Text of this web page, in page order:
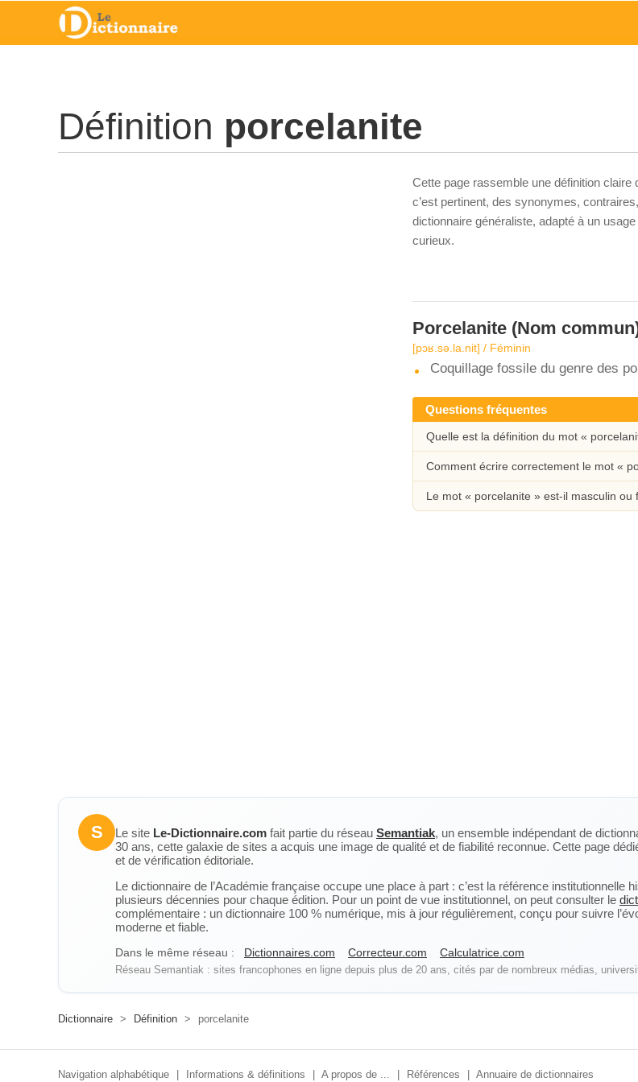
Définition porcelanite
Cette page rassemble une définition claire
c’est pertinent, des synonymes,
dictionnaire généraliste, adapté à un
curieux.
Porcelanite (Nom
[pɔʁ.sə.la.nit] / Féminin
Coquillage fossile du genre des
Questions fréquentes
Quelle est la définition du mot «
Comment écrire correctement le mot «
Le mot « porcelanite » est-il masculin ou
S Le site Le-Dictionnaire.com fait partie du réseau Semantiak, un ensemble indépendant de
30 ans, cette galaxie de sites a acquis une image de qualité et de fiabilité reconnue. Cette page
et de vérification éditoriale.
Le dictionnaire de l’Académie française occupe une place à part : c’est la référence institutionnelle
plusieurs décennies pour chaque édition. Pour un point de vue institutionnel, on peut consulter le
complémentaire : un dictionnaire 100 % numérique, mis à jour régulièrement, conçu pour suivre
moderne et fiable.
Dans le même réseau : Dictionnaires.com Correcteur.com Calculatrice.com
Réseau Semantiak : sites francophones en ligne depuis plus de 20 ans, cités par de nombreux médias,
Dictionnaire > Définition > porcelanite
Navigation alphabétique Informations & définitions A propos de ... Références Annuaire de dictionnaires